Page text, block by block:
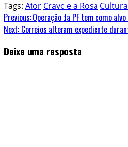
Tags: Ator Cravo e a Rosa Cultura
Continue
Reading
Previous: Operação da PF tem como
Next: Correios alteram expediente
Deixe uma resposta